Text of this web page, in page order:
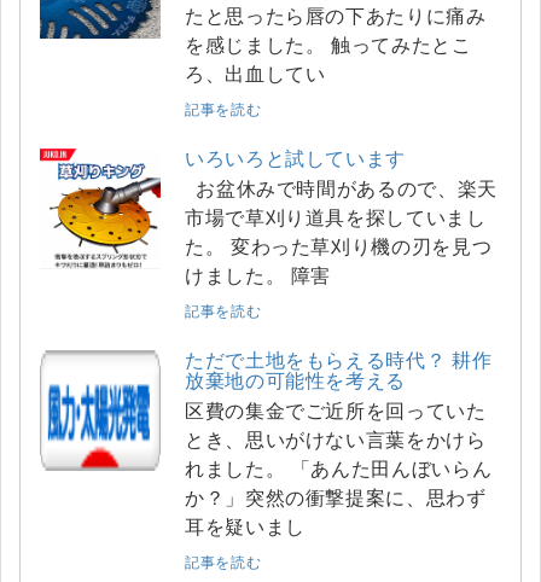
たと思ったら唇の下あたりに痛み
を感じました。 触ってみたとこ
ろ、出血してい
記事を読む
いろいろと試しています
市場で草刈り道具を探していまし
た。 変わった草刈り機の刃を見つ
けました。 障害
記事を読む
ただで土地をもらえる時代？ 耕作
放棄地の可能性を考える
区費の集金でご近所を回っていた
とき、思いがけない言葉をかけら
れました。 「あんた田んぼいらん
か？」突然の衝撃提案に、思わず
耳を疑いまし
記事を読む